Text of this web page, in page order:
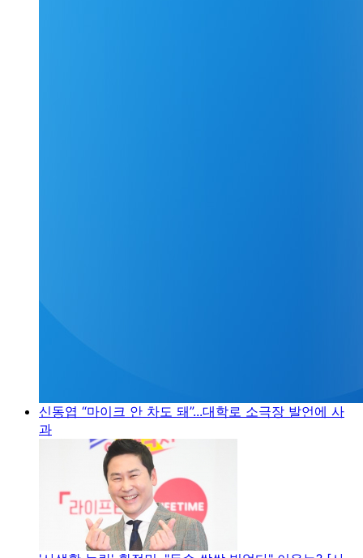
신동엽 “마이크 안 차도 돼”...대학로 소극장 발언에 사
과